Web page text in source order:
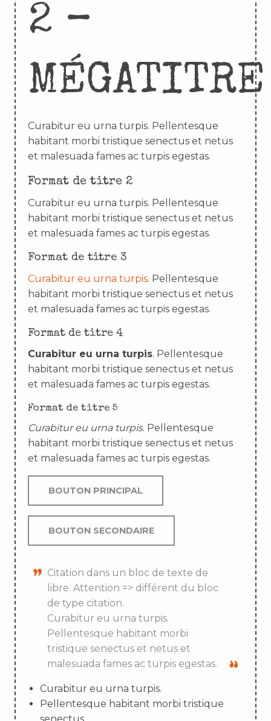
2 –
MÉGATITRE
Curabitur eu urna turpis. Pellentesque
habitant morbi tristique senectus et netus
et malesuada fames ac turpis egestas.
Format de titre 2
Curabitur eu urna turpis. Pellentesque
habitant morbi tristique senectus et netus
et malesuada fames ac turpis egestas.
Format de titre 3
Curabitur eu urna turpis. Pellentesque
habitant morbi tristique senectus et netus
et malesuada fames ac turpis egestas.
Format de titre 4
Curabitur eu urna turpis. Pellentesque
habitant morbi tristique senectus et netus
et malesuada fames ac turpis egestas.
Format de titre 5
Curabitur eu urna turpis. Pellentesque
habitant morbi tristique senectus et netus
et malesuada fames ac turpis egestas.
BOUTON PRINCIPAL
BOUTON SECONDAIRE
Citation dans un bloc de texte de
libre. Attention => différent du bloc
de type citation.
Curabitur eu urna turpis.
Pellentesque habitant morbi
tristique senectus et netus et
malesuada fames ac turpis egestas.
Curabitur eu urna turpis.
Pellentesque habitant morbi tristique